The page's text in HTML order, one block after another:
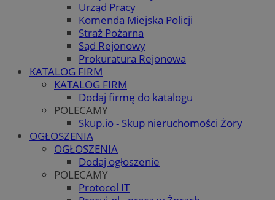
Urząd Pracy
Komenda Miejska Policji
Straż Pożarna
Sąd Rejonowy
Prokuratura Rejonowa
KATALOG FIRM
KATALOG FIRM
Dodaj firmę do katalogu
POLECAMY
Skup.io - Skup nieruchomości Żory
OGŁOSZENIA
OGŁOSZENIA
Dodaj ogłoszenie
POLECAMY
Protocol IT